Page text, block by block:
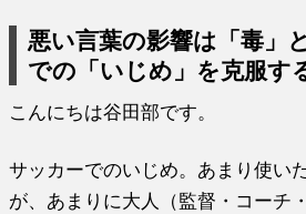
悪い言葉の影響は「毒」
での「いじめ」を克服す
こんにちは谷田部です。
サッカーでのいじめ。あまり使い
が、あまりに大人（監督・コーチ